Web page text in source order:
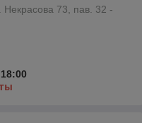
Некрасова 73, пав. 32 -